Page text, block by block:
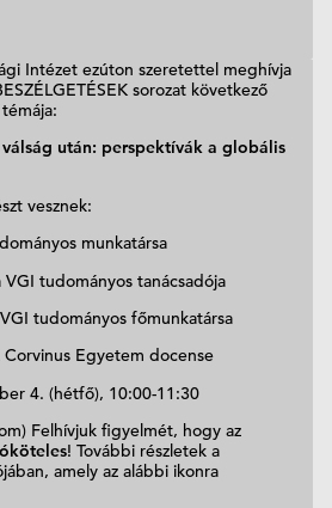
Intézet ezúton szeretettel meghívja
sorozat következő
után: perspektívák a globális
vesznek:
munkatársa
VGI tudományos tanácsadója
tudományos főmunkatársa
Egyetem docense
4. (hétfő), 10:00-11:30
Felhívjuk figyelmét, hogy az
! További részletek a
amely az alábbi ikonra